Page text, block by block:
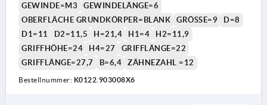
GEWINDE=M3
GEWINDELÄNGE=6
OBERFLÄCHE GRUNDKÖRPER=BLANK
GRÖSSE=9
D=8
D1=11
D2=11,5 H=21,4 H1=4
H2=11,9
GRIFFHÖHE=24
H4=27
GRIFFLÄNGE=22
GRIFFLÄNGE=27,7
B=6,4 ZÄHNEZAHL =12
Bestellnummer: K0122.903008X6